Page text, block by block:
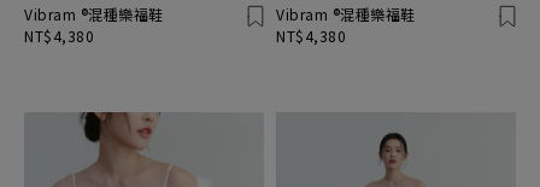
Vibram ®混種樂福鞋
NT$4,380
Vibram ®混種樂福鞋
NT$4,380